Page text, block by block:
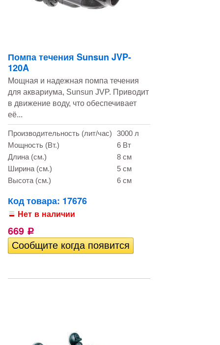
Помпа течения Sunsun JVP-
120A
Мощная и надежная помпа течения
для аквариума, Sunsun JVP. Приводит
в движение воду, что обеспечивает
её...
Производительность (лит/час)
3000 л
Мощность (Вт.)
6 Вт
Длина (см.)
8 см
Ширина (см.)
5 см
Высота (см.)
6 см
Код товара: 17676
Нет в наличии
669 Р